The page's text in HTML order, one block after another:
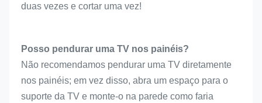
duas vezes e cortar uma vez!
Posso pendurar uma TV nos painéis?
Não recomendamos pendurar uma TV diretamente
nos painéis; em vez disso, abra um espaço para o
suporte da TV e monte-o na parede como faria